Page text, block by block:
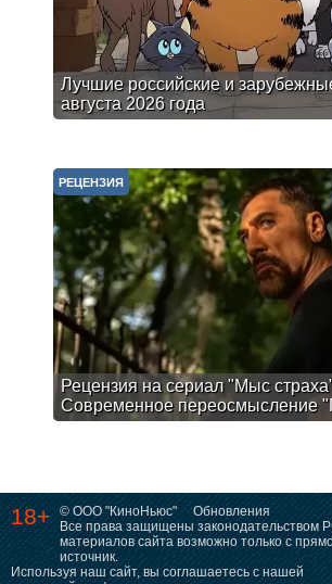
Лучшие российские и
августа 2026 года
Рецензия на сериал "Мыс
Современное переосмысление
РЕЦЕНЗИЯ
18+ © ООО "КиноНьюс"
Обновления
Все права защищены законодательством
материалов сайта возможно только с
источник.
Используя наш сайт, вы соглашаетесь с нашей